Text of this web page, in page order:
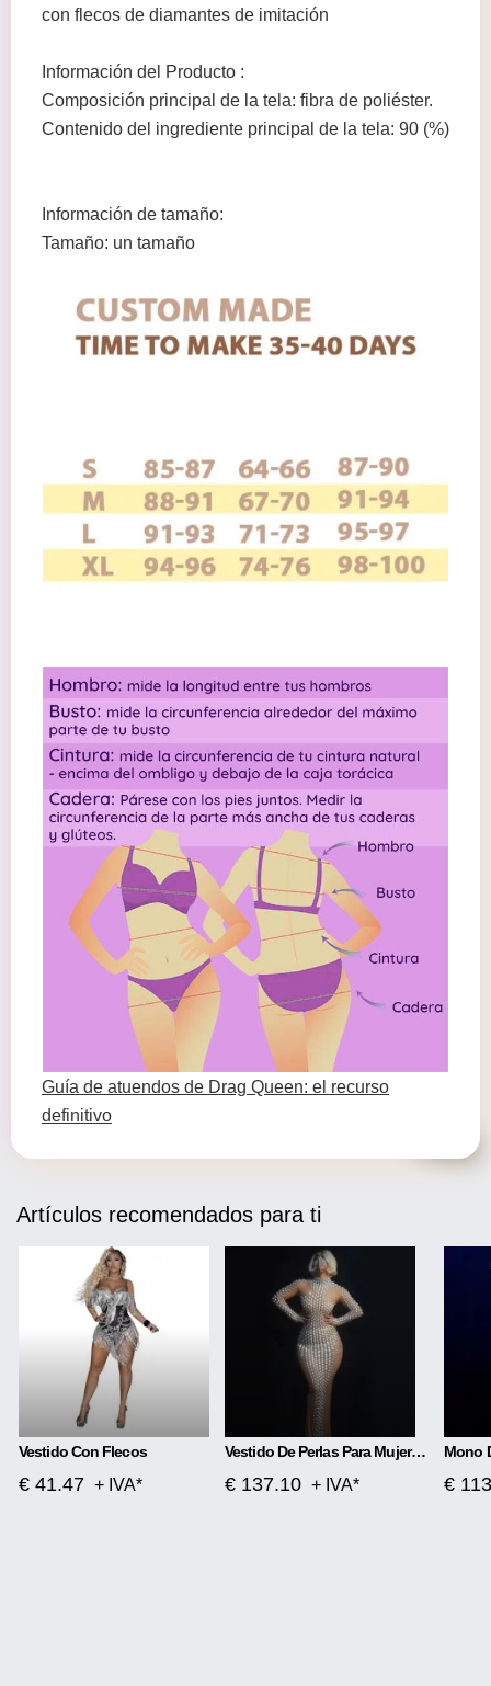
con flecos de diamantes de imitación
Información del Producto :
Composición principal de la tela: fibra de poliéster.
Contenido del ingrediente principal de la tela: 90 (%)
Información de tamaño:
Tamaño: un tamaño
Guía de atuendos de Drag Queen: el recurso
definitivo
Artículos recomendados para ti
Vestido Con Flecos
€ 41.47 + IVA*
Vestido De Perlas Para Mujer Falda Larga Ajustada
€ 137.10 + IVA* €